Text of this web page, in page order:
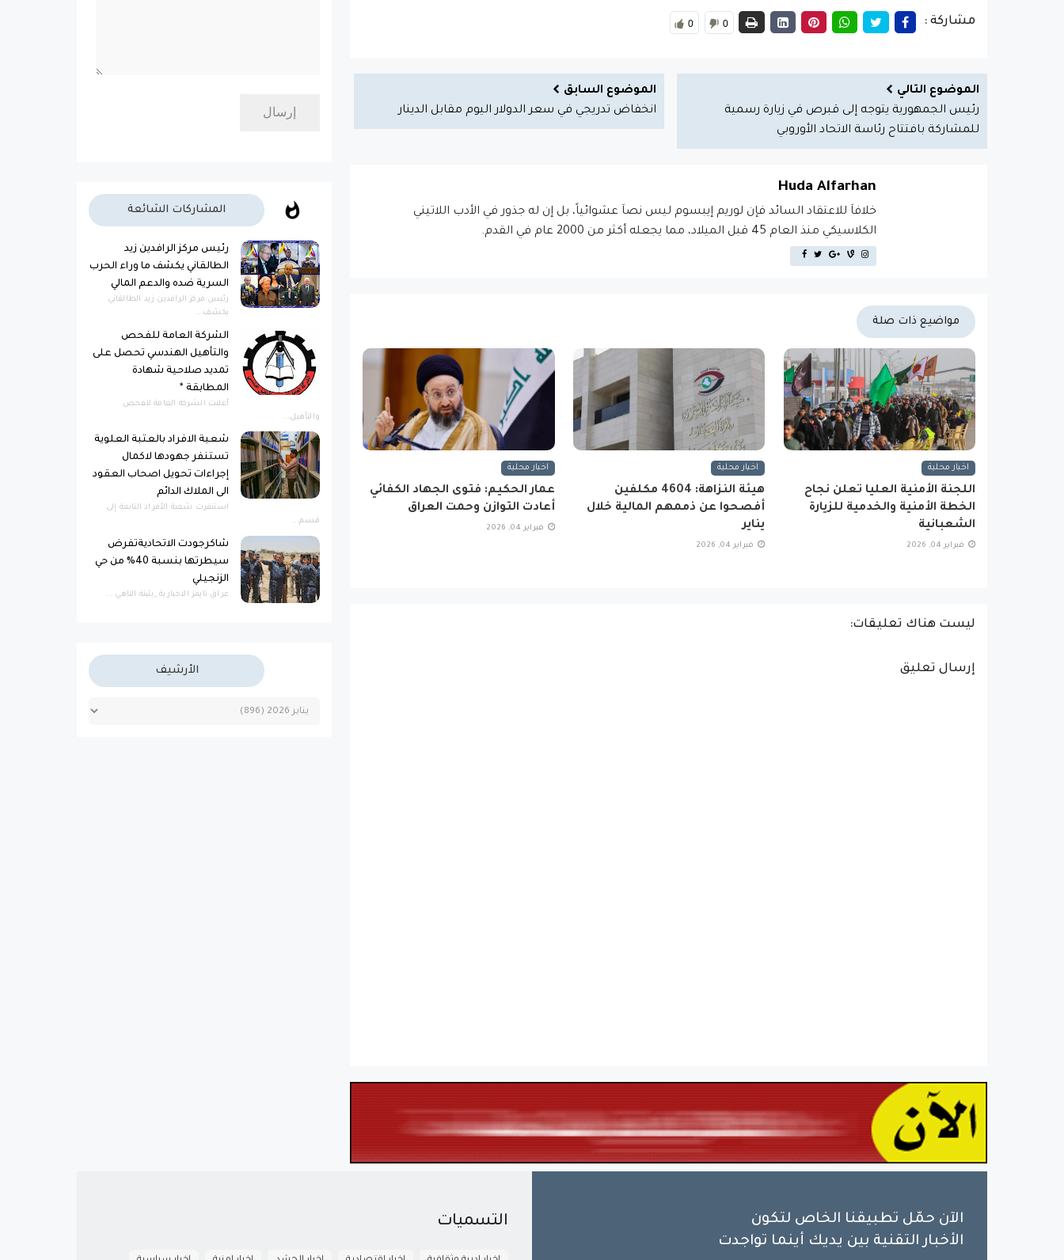
مشاركة : 0 0
الموضوع التالي
رئيس الجمهورية يتوجه إلى قبرص في زيارة رسمية
للمشاركة بافتتاح رئاسة الاتحاد الأوروبي
الموضوع السابق
انخفاض تدريجي في سعر الدولار اليوم مقابل الدينار
Huda Alfarhan
خلافاَ للاعتقاد السائد فإن لوريم إيبسوم ليس نصاَ عشوائياً، بل إن له جذور في الأدب اللاتيني
الكلاسيكي منذ العام 45 قبل الميلاد، مما يجعله أكثر من 2000 عام في القدم.
مواضيع ذات صلة
اخبار محلية
اللجنة الأمنية العليا تعلن نجاح
الخطة الأمنية والخدمية للزيارة
الشعبانية
فبراير 04, 2026
اخبار محلية
هيئة النزاهة: 4604 مكلفين
أفصحوا عن ذممهم المالية خلال
يناير
فبراير 04, 2026
اخبار محلية
عمار الحكيم: فتوى الجهاد الكفائي
أعادت التوازن وحمت العراق
فبراير 04, 2026
ليست هناك تعليقات:
إرسال تعليق
المشاركات الشائعة
رئيس مركز الرافدين زيد
الطالقاني يكشف ما وراء الحرب
السرية ضده والدعم المالي
رئيس مركز الرافدين زيد الطالقاني
يكشف...
الشركة العامة للفحص
والتأهيل الهندسي تحصل على
تمديد صلاحية شهادة
المطابقة *
أعلنت الشركة العامة للفحص
والتأهيل...
شعبة الافراد بالعتبة العلوية
تستنفر جهودها لاكمال
إجراءات تحويل اصحاب العقود
الى الملاك الدائم
استنفرت شعبة الأفراد التابعة إلى
قسم...
شاكرجودت الاتحاديةتفرض
سيطرتها بنسبة 40% من حي
الزنجيلي
عراق تايمز الاخبارية _بثينة الناهي ...
الأرشيف
الآن حمّل تطبيقنا الخاص لتكون
الأخبار التقنية بين يديك أينما تواجدت
التسميات